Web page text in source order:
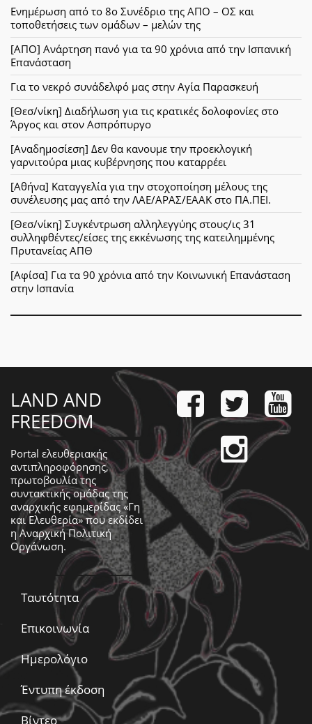
Ενημέρωση από το 8ο Συνέδριο της ΑΠΟ – ΟΣ και
τοποθετήσεις των ομάδων – μελών της
[ΑΠΟ] Ανάρτηση πανό για τα 90 χρόνια από την Ισπανική
Επανάσταση
Για το νεκρό συνάδελφό μας στην Αγία Παρασκευή
[Θεσ/νίκη] Διαδήλωση για τις κρατικές δολοφονίες στο
Άργος και στον Ασπρόπυργο
[Αναδημοσίεση] Δεν θα κανουμε την προεκλογική
γαρνιτούρα μιας κυβέρνησης που καταρρέει
[Αθήνα] Καταγγελία για την στοχοποίηση μέλους της
συνέλευσης μας από την ΛΑΕ/ΑΡΑΣ/ΕΑΑΚ στο ΠΑ.ΠΕΙ.
[Θεσ/νίκη] Συγκέντρωση αλληλεγγύης στους/ις 31
συλληφθέντες/είσες της εκκένωσης της κατειλημμένης
Πρυτανείας ΑΠΘ
[Αφίσα] Για τα 90 χρόνια από την Κοινωνική Επανάσταση
στην Ισπανία
LAND AND
FREEDOM
Portal ελευθεριακής
αντιπληροφόρησης,
πρωτοβουλία της
συντακτικής ομάδας της
αναρχικής εφημερίδας «Γη
και Ελευθερία» που εκδίδει
ηΑναρχική Πολιτική
Οργάνωση.
Ταυτότητα
Επικοινωνία
Ημερολόγιο
Έντυπη έκδοση
Βίντεο